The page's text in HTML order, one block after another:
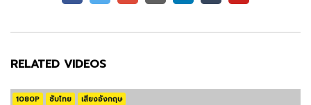
RELATED VIDEOS
1080P ซับไทย เสียงอังกฤษ